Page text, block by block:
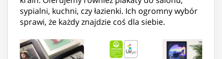
sypialni, kuchni, czy łazienki. Ich ogromny wybór
sprawi, że każdy znajdzie coś dla siebie.